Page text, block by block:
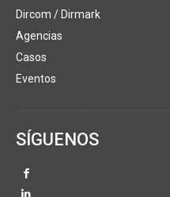
Dircom / Dirmark
Agencias
Casos
Eventos
SÍGUENOS